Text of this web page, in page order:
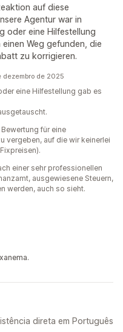
auf diese
Agentur war in
oder eine Hilfestellung
Weg gefunden, die
zu korrigieren.
dezembro de 2025
eine Hilfestellung gab es
für eine
vergeben, auf die wir keinerlei
einer sehr professionellen
ausgewiesene Steuern,
werden, auch so sieht.
direta em Português